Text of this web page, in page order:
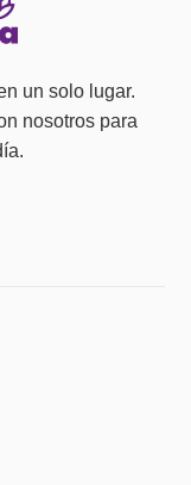
un solo lugar.
nosotros para